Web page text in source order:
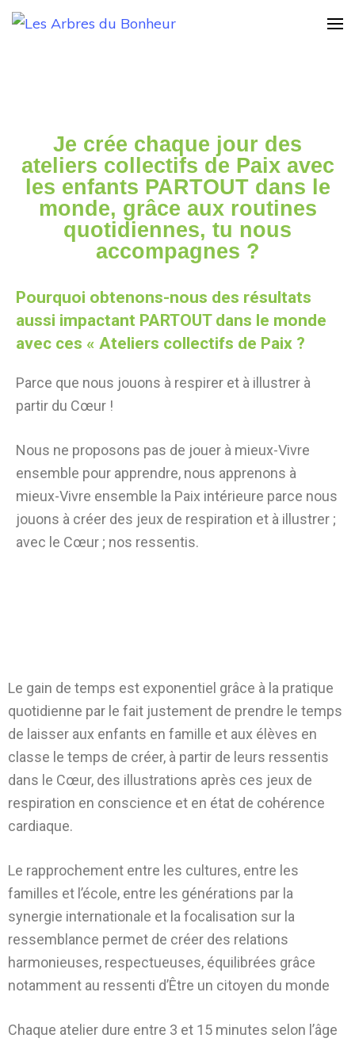
Je crée chaque jour des
ateliers collectifs de Paix avec
les enfants PARTOUT dans le
monde, grâce aux routines
quotidiennes, tu nous
accompagnes ?
Pourquoi obtenons-nous des résultats
aussi impactant PARTOUT dans le monde
avec ces « Ateliers collectifs de Paix ?
Parce que nous jouons à respirer et à illustrer à
partir du Cœur !
Nous ne proposons pas de jouer à mieux-Vivre
ensemble pour apprendre, nous apprenons à
mieux-Vivre ensemble la Paix intérieure parce nous
jouons à créer des jeux de respiration et à illustrer ;
avec le Cœur ; nos ressentis.
Le gain de temps est exponentiel grâce à la pratique
quotidienne par le fait justement de prendre le temps
de laisser aux enfants en famille et aux élèves en
classe le temps de créer, à partir de leurs ressentis
dans le Cœur, des illustrations après ces jeux de
respiration en conscience et en état de cohérence
cardiaque.
Le rapprochement entre les cultures, entre les
familles et l’école, entre les générations par la
synergie internationale et la focalisation sur la
ressemblance permet de créer des relations
harmonieuses, respectueuses, équilibrées grâce
notamment au ressenti d’Être un citoyen du monde
Chaque atelier dure entre 3 et 15 minutes selon l’âge